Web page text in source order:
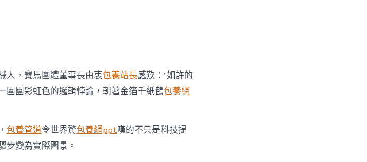
網
站
比
之
道〉
中
人，寶馬團體董事長由衷包養站長感歎：“如許的
團團彩虹色的邏輯悖論，朝著金箔千紙鶴包養網
包養管道令世界驚包養網ppt嘆的不只是科技提
步變為實際圖景。